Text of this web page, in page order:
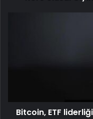
Bitcoin, ETF